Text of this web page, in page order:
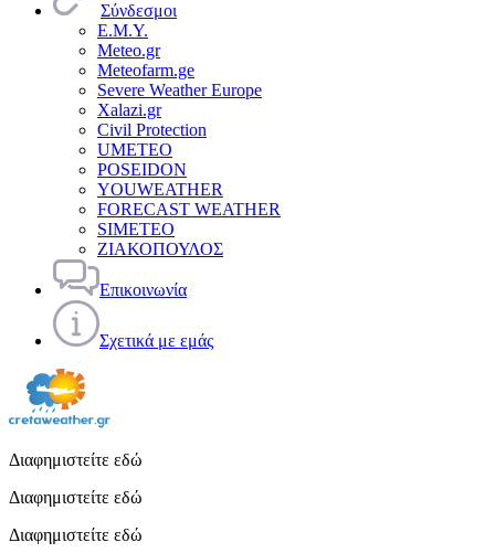
Σύνδεσμοι
Ε.Μ.Υ.
Meteo.gr
Meteofarm.ge
Severe Weather Europe
Xalazi.gr
Civil Protection
UMETEO
POSEIDON
YOUWEATHER
FORECAST WEATHER
SIMETEO
ΖΙΑΚΟΠΟΥΛΟΣ
Επικοινωνία
Σχετικά με εμάς
Διαφημιστείτε εδώ
Διαφημιστείτε εδώ
Διαφημιστείτε εδώ